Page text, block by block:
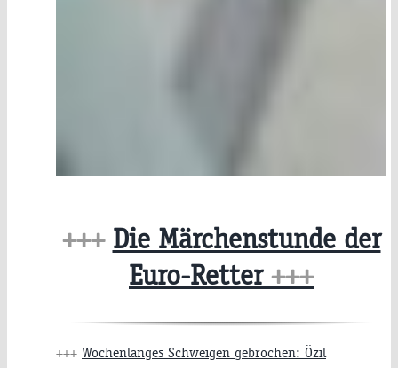
+++ Die Märchenstunde der
Euro-Retter+++
+++ Wochenlanges Schweigen gebrochen: Özil